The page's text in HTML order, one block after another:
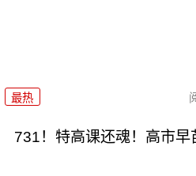
最热
731！特高课还魂！高市